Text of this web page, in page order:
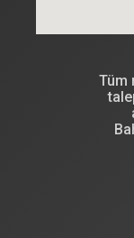
Tüm